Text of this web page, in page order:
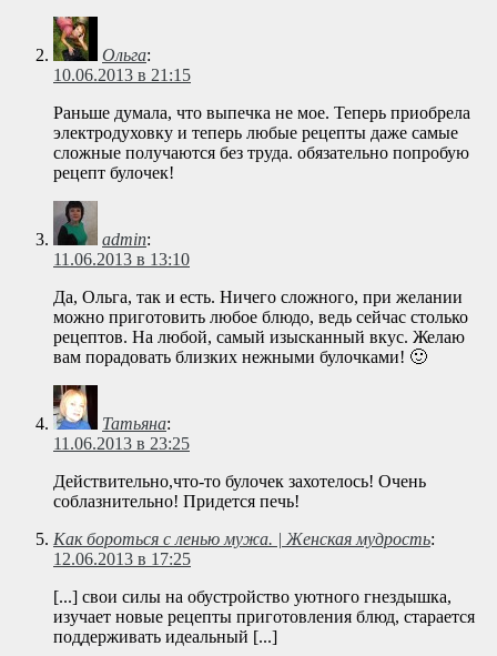
Ольга:
10.06.2013 в 21:15
Раньше думала, что выпечка не мое. Теперь приобрела
электродуховку и теперь любые рецепты даже самые
сложные получаются без труда. обязательно попробую
рецепт булочек!
admin:
11.06.2013 в 13:10
Да, Ольга, так и есть. Ничего сложного, при желании
можно приготовить любое блюдо, ведь сейчас столько
рецептов. На любой, самый изысканный вкус. Желаю
вам порадовать близких нежными булочками! 🙂
Татьяна:
11.06.2013 в 23:25
Действительно,что-то булочек захотелось! Очень
соблазнительно! Придется печь!
Как бороться с ленью мужа. | Женская мудрость:
12.06.2013 в 17:25
[...] свои силы на обустройство уютного гнездышка,
изучает новые рецепты приготовления блюд, старается
поддерживать идеальный [...]